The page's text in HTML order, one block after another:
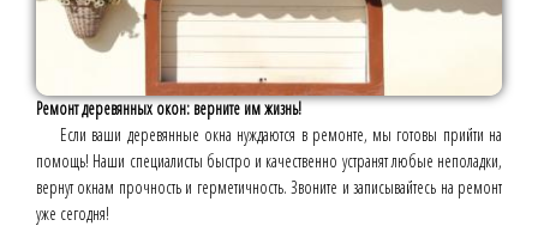
Ремонт деревянных окон: верните им жизнь!
Если ваши деревянные окна нуждаются в ремонте, мы готовы прийти на
помощь! Наши специалисты быстро и качественно устранят любые неполадки,
вернут окнам прочность и герметичность. Звоните и записывайтесь на ремонт
уже сегодня!